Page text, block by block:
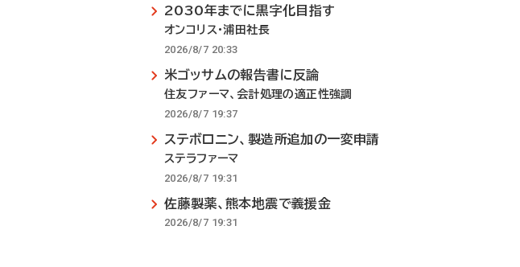
2030年までに黒字化目指す
オンコリス・浦田社長
2026/8/7 20:33
米ゴッサムの報告書に反論
住友ファーマ、会計処理の適正性強調
2026/8/7 19:37
ステボロニン、製造所追加の一変申請
ステラファーマ
2026/8/7 19:31
佐藤製薬、熊本地震で義援金
2026/8/7 19:31